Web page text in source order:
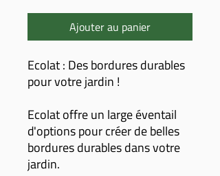
Ajouter au panier
Ecolat : Des bordures durables
pour votre jardin !
Ecolat offre un large éventail
d'options pour créer de belles
bordures durables dans votre
jardin.